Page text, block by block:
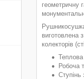
геометричну
виготовлена
колекторів
Робоча